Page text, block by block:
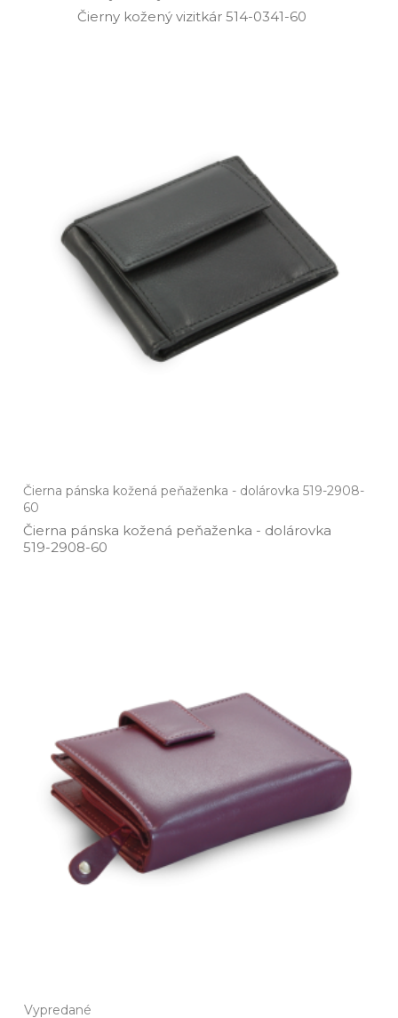
Čierny kožený vizitkár 514­-0341­-60
Čierna pánska kožená peňaženka - dolárovka 519-2908-
60
Čierna pánska kožená peňaženka ­- dolárovka
519­-2908­-60
Vypredané